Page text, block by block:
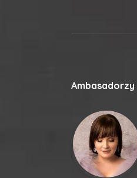
Ambasadorzy